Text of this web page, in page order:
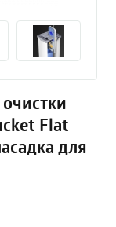
Flat
для